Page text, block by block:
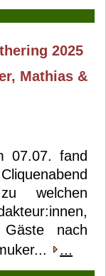
2025
Mathias &
07.07. fand
welchen
nach
...